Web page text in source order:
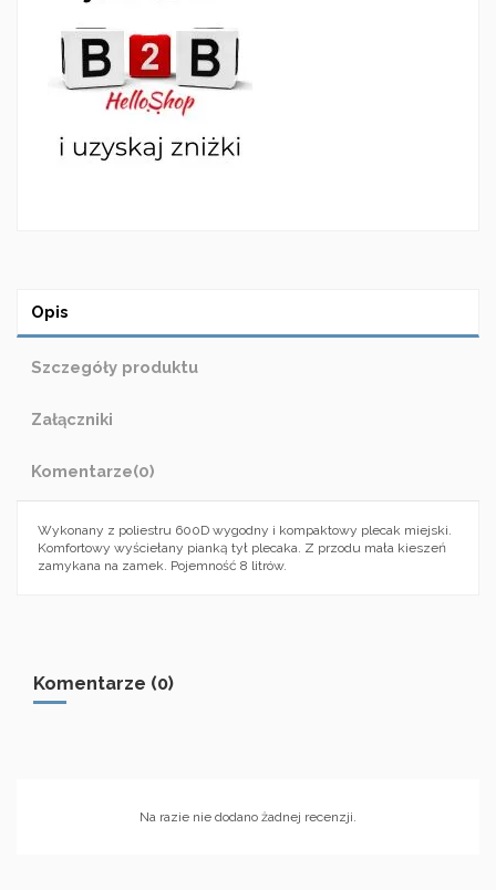
Opis
Szczegóły produktu
Załączniki
Komentarze(0)
Wykonany z poliestru 600D wygodny i kompaktowy plecak miejski.
Komfortowy wyściełany pianką tył plecaka. Z przodu mała kieszeń
zamykana na zamek. Pojemność 8 litrów.
Komentarze (0)
Na razie nie dodano żadnej recenzji.